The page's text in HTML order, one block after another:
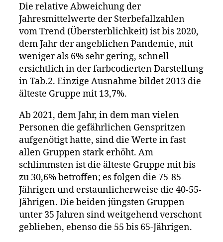
Die relative Abweichung der
Jahresmittelwerte der Sterbefallzahlen
vom Trend (Übersterblichkeit) ist bis 2020,
dem Jahr der angeblichen Pandemie, mit
weniger als 6% sehr gering, schnell
ersichtlich in der farbcodierten Darstellung
in Tab.2. Einzige Ausnahme bildet 2013 die
älteste Gruppe mit 13,7%.
Ab 2021, dem Jahr, in dem man vielen
Personen die gefährlichen Genspritzen
aufgenötigt hatte, sind die Werte in fast
allen Gruppen stark erhöht. Am
schlimmsten ist die älteste Gruppe mit bis
zu 30,6% betroffen; es folgen die 75-85-
Jährigen und erstaunlicherweise die 40-55-
Jährigen. Die beiden jüngsten Gruppen
unter 35 Jahren sind weitgehend verschont
geblieben, ebenso die 55 bis 65-Jährigen.